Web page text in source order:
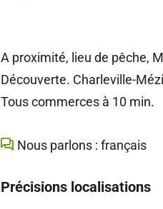
A proximité, lieu de pêche,
Découverte. Charleville-
Tous commerces à 10 min.
Nous parlons : français
Précisions localisations